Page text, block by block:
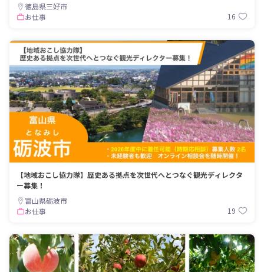
徳島県三好市
お仕事
16
【地域おこし協力隊】歴史ある拠点を次世代へとつなぐ観光ディレクタ
ー募集！
富山県砺波市
お仕事
19